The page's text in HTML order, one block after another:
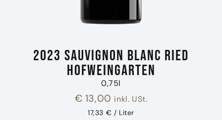
2023 Sauvignon Blanc Ried
Hofweingarten
0,75l
€ 13,00 inkl. USt.
17,33 € / Liter